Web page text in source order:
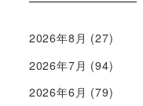
2026年8月 (27)
2026年7月 (94)
2026年6月 (79)